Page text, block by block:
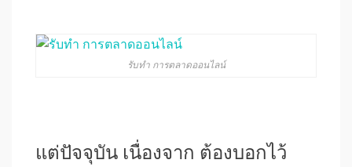
รับทำ การตลาดออนไลน์
แต่ปัจจุบัน เนื่องจาก ต้องบอกไว้